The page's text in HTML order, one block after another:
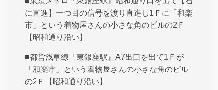
に直進】一つ目の信号を渡り直進し1Ｆに「和楽
市」という着物屋さんの小さな角のビルの2Ｆ
【昭和通り沿い】
■都営浅草線『東銀座駅』A7出口を出て1Ｆが
「和楽市」という着物屋さんの小さな角のビル
の2Ｆ【昭和通り沿い】